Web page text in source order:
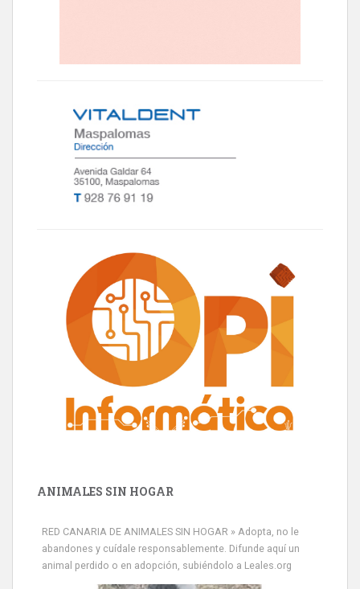
ANIMALES SIN HOGAR
RED CANARIA DE ANIMALES SIN HOGAR » Adopta, no le
abandones y cuídale responsablemente. Difunde aquí un
animal perdido o en adopción, subiéndolo a Leales.org